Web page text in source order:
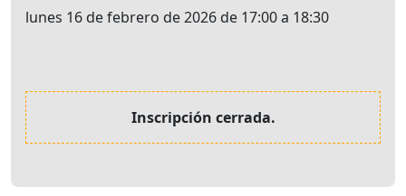
lunes 16 de febrero de 2026 de 17:00 a 18:30
Inscripción cerrada.